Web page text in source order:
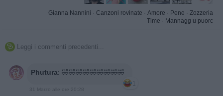
Gianna Nannini · Canzoni rovinate · Amore · Pene · Zozzeria
Time · Mannagg u puorc
 Leggi i commenti precedenti...
Phutura: 🤣🤣🤣🤣🤣🤣🤣🤣🤣
1
31 Marzo alle ore 20:28